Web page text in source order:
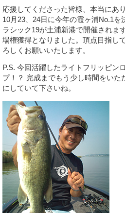
応援してくださった皆様、本当にあ
10月23、24日に今年の霞ヶ浦No.1を
ラシック19が土浦新港で開催されま
場権獲得となりました。頂点目指し
ろしくお願いいたします。
P.S. 今回活躍したライトフリッピン
プ！？ 完成までもう少し時間をいた
にしていて下さいね。